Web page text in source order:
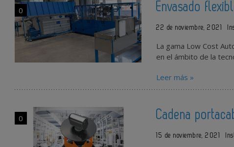
0 Envasado
22 de noviembre, 2021
La gama Low Cost
en el ámbito de la
Leer más »
0 Cadena
15 de noviembre, 2021